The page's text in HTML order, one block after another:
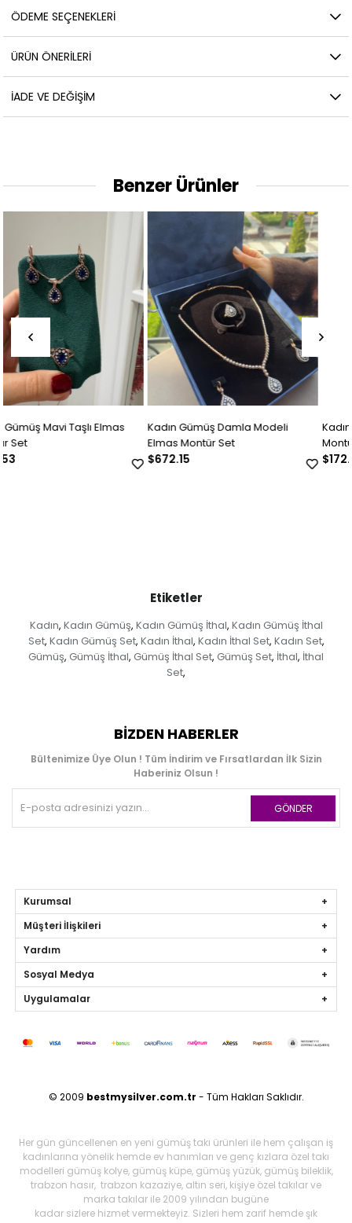
ÖDEME SEÇENEKLERI
ÜRÜN ÖNERILERI
İADE VE DEĞIŞIM
Benzer Ürünler
Kadın Gümüş Damla Modeli
Elmas Montür Set
$672.15
Kadın Gümüş Çiçek Motifli Elmas
Montür Set
$172.24
Etiketler
Kadın, Kadın Gümüş, Kadın Gümüş İthal, Kadın Gümüş İthal
Set, Kadın Gümüş Set, Kadın İthal, Kadın İthal Set, Kadın Set,
Gümüş, Gümüş İthal, Gümüş İthal Set, Gümüş Set, İthal, İthal
Set,
BIZDEN HABERLER
Bültenimize Üye Olun ! Tüm İndirim ve Fırsatlardan İlk Sizin
Haberiniz Olsun !
GÖNDER
Kurumsal
Müşteri İlişkileri
Yardım
Sosyal Medya
Uygulamalar
© 2009 bestmysilver.com.tr - Tüm Hakları Saklıdır.
Her gün güncellenen en yeni gümüş takı ürünleri ile hem çalışan iş
kadınlarına yönelik hemde ev hanımları ve genç kızlara özel takı
modelleri gümüş kolye, gümüş küpe, gümüş yüzük, gümüş bileklik,
trabzon hasır, trabzon kazaziye, altın seri, kişiye özel takılar ve
marka takılar ile 2009 yılından bugüne
kadar sizlere hizmet vermekteyiz. Sizleri hem zarif hemde şık